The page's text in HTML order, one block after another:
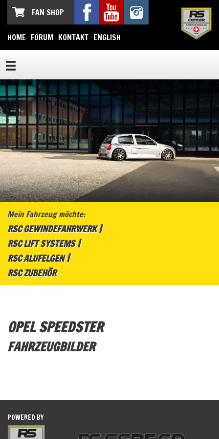
FAN SHOP
HOME FORUM KONTAKT ENGLISH
Mein Fahrzeug möchte:
RSC GEWINDEFAHRWERK
RSC LIFT SYSTEMS
RSC ALUFELGEN
RSC ZUBEHÖR
OPEL SPEEDSTER
FAHRZEUGBILDER
POWERED BY